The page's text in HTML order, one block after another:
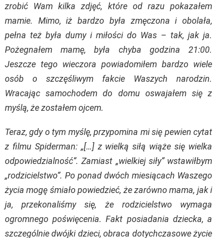
zrobić Wam kilka zdjęć, które od razu pokazałem
mamie. Mimo, iż bardzo była zmęczona i obolała,
pełna też była dumy i miłości do Was – tak, jak ja.
Pożegnałem mamę, była chyba godzina 21:00.
Jeszcze tego wieczora powiadomiłem bardzo wiele
osób o szczęśliwym fakcie Waszych narodzin.
Wracając samochodem do domu oswajałem się z
myślą, że zostałem ojcem.
Teraz, gdy o tym myślę, przypomina mi się pewien cytat
z filmu Spiderman: „[…] z wielką siłą wiąże się wielka
odpowiedzialność”. Zamiast „wielkiej siły” wstawiłbym
„rodzicielstwo”. Po ponad dwóch miesiącach Waszego
życia mogę śmiało powiedzieć, że zarówno mama, jak i
ja, przekonaliśmy się, że rodzicielstwo wymaga
ogromnego poświęcenia. Fakt posiadania dziecka, a
szczególnie dwójki dzieci, obraca dotychczasowe życie